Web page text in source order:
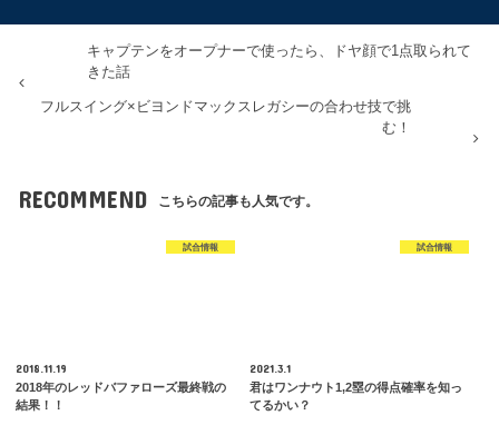
キャプテンをオープナーで使ったら、ドヤ顔で1点取られて
きた話
フルスイング×ビヨンドマックスレガシーの合わせ技で挑
む！
RECOMMEND こちらの記事も人気です。
試合情報
2018.11.19
2018年のレッドバファローズ最終戦の
結果！！
試合情報
2021.3.1
君はワンナウト1,2塁の得点確率を知っ
てるかい？